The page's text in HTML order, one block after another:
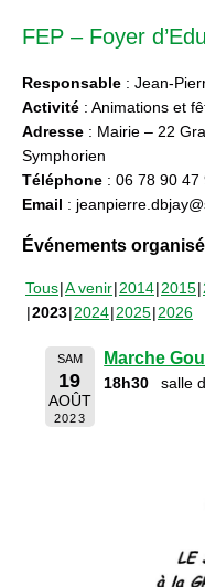
FEP – Foyer
Responsable : Jean-
Activité : Animations et
Adresse : Mairie – 22
Symphorien
Téléphone : 06 78 90 47
Email :
Événements
Tous A venir 2014 2015
2023 2024 2025 2026
SAM
19
AOÛT
2023
Marche
18h30 salle